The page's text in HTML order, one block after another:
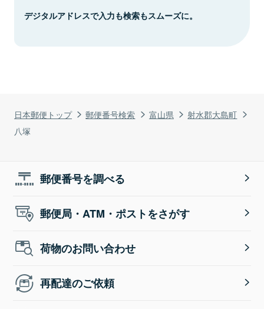
日本郵便トップ 郵便番号検索 富山県
射水郡大島町
八塚
デジタルアドレスで入力も検索もスムーズに。
郵便番号を調べる
郵便局・ATM・ポストをさがす
荷物のお問い合わせ
再配達のご依頼